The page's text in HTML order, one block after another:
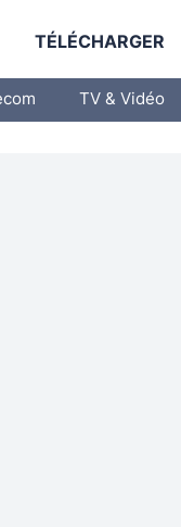
TÉLÉCHARGER
TV & Vidéo